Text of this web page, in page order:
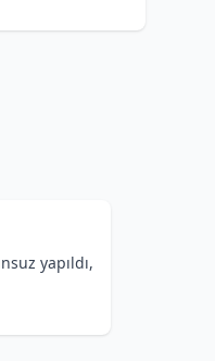
yapıldı,